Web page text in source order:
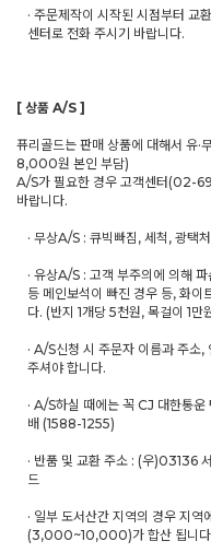
· 주문제작이 시작된 시점부터 교
센터로 전화 주시기 바랍니다.
[ 상품 A/S ]
퓨리골드는 판매 상품에 대해서 유·
8,000원 본인 부담)
A/S가 필요한 경우 고객센터(02-
바랍니다.
· 무상A/S : 큐빅빠짐, 세척, 광택
· 유상A/S : 고객 부주의에 의해
등 메인보석이 빠진 경우 등, 화이
다. (반지 1개당 5천원, 목걸이 1만
· A/S신청 시 주문자 이름과 주소
주셔야 합니다.
· A/S하실 때에는 꼭 CJ 대한통
배 (1588-1255)
· 반품 및 교환 주소 : (우)03136
드
· 일부 도서산간 지역의 경우 지
(3,000~10,000)가 합산 됩니